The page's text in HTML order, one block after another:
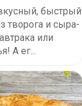
быстрый
творога и сыра-
или
А ег...